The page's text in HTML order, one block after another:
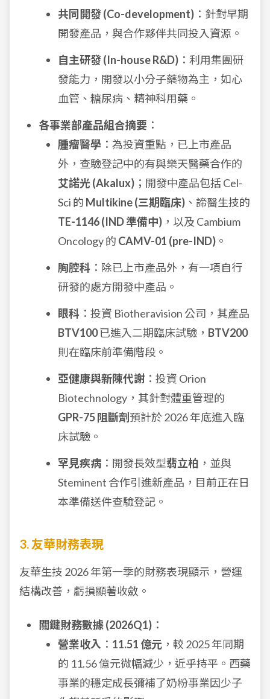
共同開發 (Co-development) ：針對早期
開發產品，與合作夥伴共同投入資源。
自主研發 (In-house R&D) ：利用集團研
發能力，開發以小分子藥物為主，如心
血管、糖尿病、精神科用藥。
各事業部產品組合摘要 ：
腫瘤醫學 ：為投資重點，已上市產品
外，查驗登記中的有與樂天醫藥合作的
艾諾光 (Akalux) ；開發中產品包括 Cel-
Sci 的 Multikine (三期臨床) 、諦醫生技的
TE-1146 (IND 準備中) ，以及 Cambium
Oncology 的 CAMV-01 (pre-IND) 。
胸腔科 ：除已上市產品外，有一項自行
研發的處方開發中產品。
眼科 ：投資 Biotheravision 公司，其產品
BTV100已進入二期臨床試驗， BTV200
則在臨床前準備階段。
亞健康與新陳代謝 ：投資 Orion
Biotechnology，其針對體重管理的
GPR-75 阻斷劑 預計於 2026 年底進入臨
床試驗。
罕見疾病 ：開發長效型翡立柏 ，並與
Steminent 合作引進新產品，目前正在日
本準備送件查驗登記。
3. 友華財務表現
友華生技 2026 年第一季的財務表現顯示，營運
結構改善，虧損顯著收斂。
關鍵財務數據 (2026Q1) ：
營業收入 ： 11.51 億元 ，較 2025 年同期
的 11.56 億元微幅減少，近乎持平。西藥
事業的穩定成長彌補了奶粉事業因少子